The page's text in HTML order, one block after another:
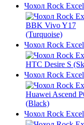
Чохол Rock
Чохол Rock
Чохол Rock
Чохол Rock